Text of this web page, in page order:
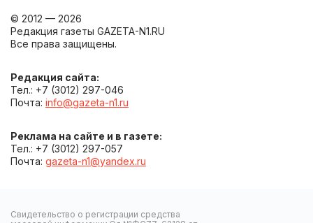
© 2012 — 2026
Редакция газеты GAZETA-N1.RU
Все права защищены.
Редакция сайта:
Тел.: +7 (3012) 297-046
Почта: info@gazeta-n1.ru
Реклама на сайте и в газете:
Тел.: +7 (3012) 297-057
Почта: gazeta-n1@yandex.ru
Свидетельство о регистрации средства